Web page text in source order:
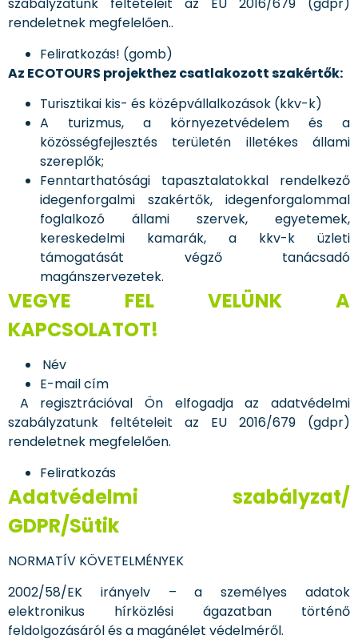
szabályzatunk feltételeit az EU 2016/679 (gdpr)
rendeletnek megfelelően..
Feliratkozás! (gomb)
Az ECOTOURS projekthez csatlakozott szakértők:
Turisztikai kis- és középvállalkozások (kkv-k)
A turizmus, a környezetvédelem és a
közösségfejlesztés területén illetékes állami
szereplők;
Fenntarthatósági tapasztalatokkal rendelkező
idegenforgalmi szakértők, idegenforgalommal
foglalkozó állami szervek, egyetemek,
kereskedelmi kamarák, a kkv-k üzleti
támogatását végző tanácsadó
magánszervezetek.
VEGYE FEL VELÜNK A
KAPCSOLATOT!
Név
E-mail cím
A regisztrációval Ön elfogadja az adatvédelmi
szabályzatunk feltételeit az EU 2016/679 (gdpr)
rendeletnek megfelelően.
Feliratkozás
Adatvédelmi szabályzat/
GDPR/Sütik
NORMATÍV KÖVETELMÉNYEK
2002/58/EK irányelv – a személyes adatok
elektronikus hírközlési ágazatban történő
feldolgozásáról és a magánélet védelméről.